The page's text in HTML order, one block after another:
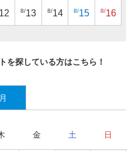
12 8/13 8/14 8/15 8/16
を探している方はこちら！
金 土 日